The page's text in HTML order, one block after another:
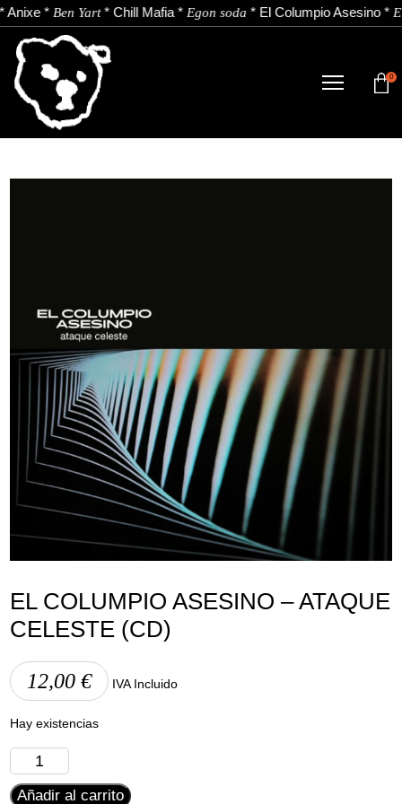
Anixe*Ben Yart*Chill Mafia*Egon soda*El Columpio Asesino*
TIENDA
Instagram Youtube
EU ES
Aviso Legal Política de Cookies Política de Privacidad
0
EL COLUMPIO ASESINO – ATAQUE
CELESTE (CD)
12,00€ IVA Incluido
Hay existencias
Columpio
Asesino
Añadir al carrito